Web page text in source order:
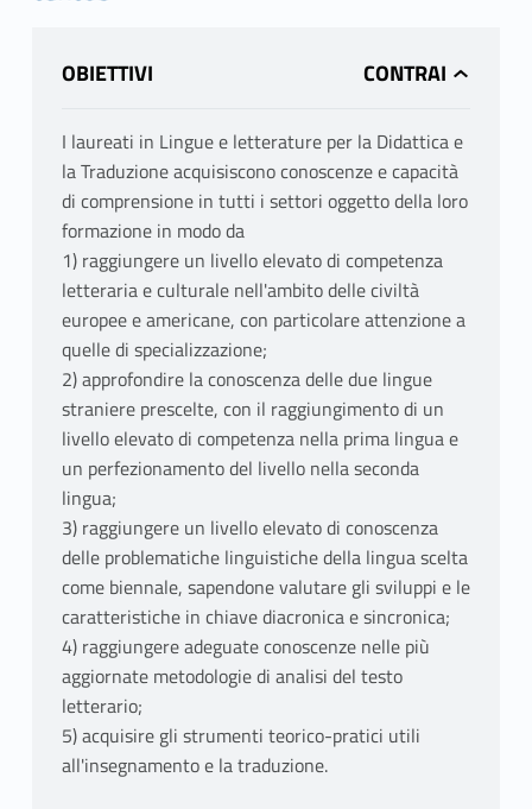
OBIETTIVI
I laureati in Lingue e letterature per la Didattica e
la Traduzione acquisiscono conoscenze e capacità
di comprensione in tutti i settori oggetto della loro
formazione in modo da
1) raggiungere un livello elevato di competenza
letteraria e culturale nell'ambito delle civiltà
europee e americane, con particolare attenzione a
quelle di specializzazione;
2) approfondire la conoscenza delle due lingue
straniere prescelte, con il raggiungimento di un
livello elevato di competenza nella prima lingua e
un perfezionamento del livello nella seconda
lingua;
3) raggiungere un livello elevato di conoscenza
delle problematiche linguistiche della lingua scelta
come biennale, sapendone valutare gli sviluppi e le
caratteristiche in chiave diacronica e sincronica;
4) raggiungere adeguate conoscenze nelle più
aggiornate metodologie di analisi del testo
letterario;
5) acquisire gli strumenti teorico-pratici utili
all'insegnamento e la traduzione.